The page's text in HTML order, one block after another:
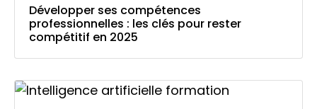
Développer ses compétences
professionnelles : les clés pour rester
compétitif en 2025